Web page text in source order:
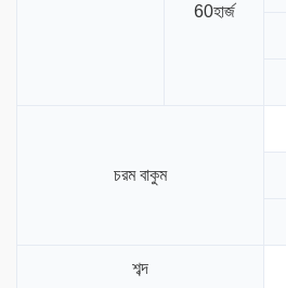
60হার্জ
চরম বাকুম
শব্দ